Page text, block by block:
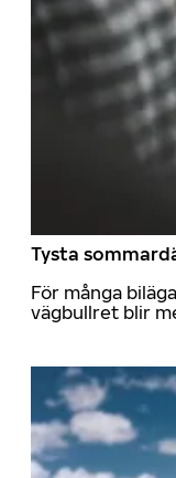
Tysta
För många
vägbullret blir